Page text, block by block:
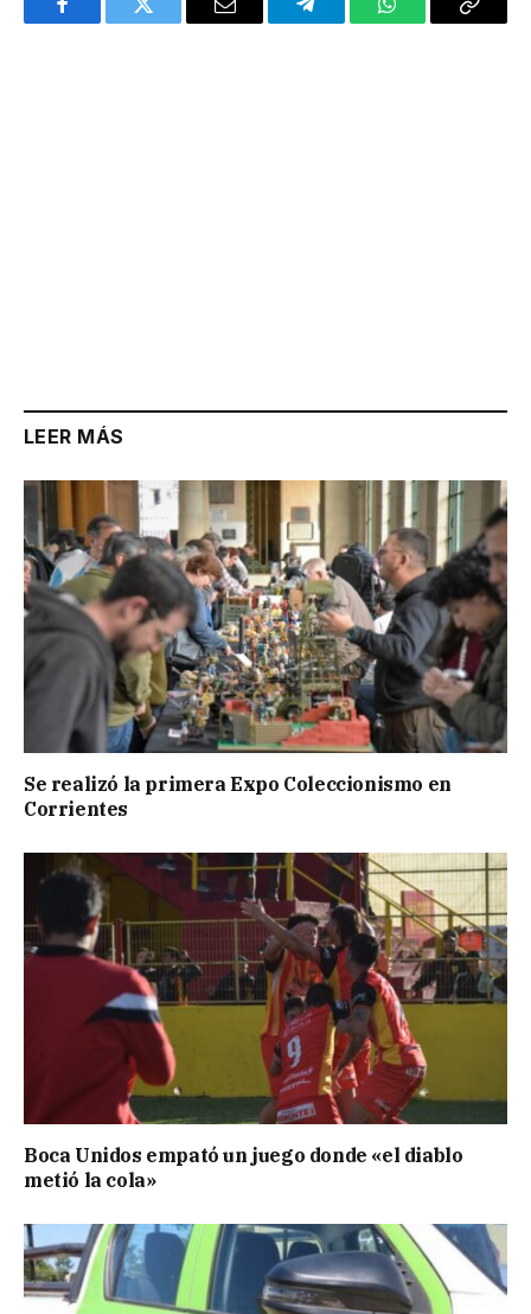
FacebookTwitter Email TelegramWhatsAppCopy
LEER MÁS
Se realizó la primera Expo Coleccionismo en
Corrientes
Boca Unidos empató un juego donde «el diablo
metió la cola»